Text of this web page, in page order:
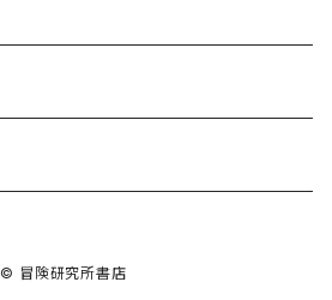
© 冒険研究所書店